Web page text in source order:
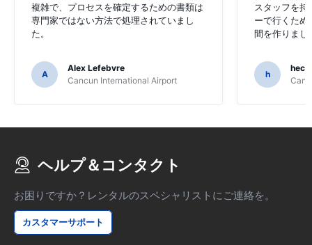
複雑で、プロセスを確定するための書類は
専門家ではない方法で処理されていまし
た。
A
Alex Lefebvre
Cancun International Airport
スタッフを
ーで行くため
間を作りまし
h
ヘルプ＆コンタクト
お困りですか？レンタルのスペシャリストにご連絡を。
カスタマーサポート